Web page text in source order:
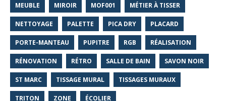
MEUBLE MIROIR MOF001 MÉTIER À TISSER
NETTOYAGE PALETTE PICA DRY PLACARD
PORTE-MANTEAU PUPITRE RGB RÉALISATION
RÉNOVATION RÉTRO SALLE DE BAIN SAVON NOIR
ST MARC TISSAGE MURAL TISSAGES MURAUX
TRITON ZONE ÉCOLIER